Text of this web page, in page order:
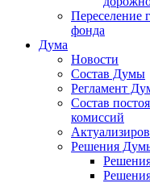
Переселение
фонда
Дума
Новости
Состав Думы
Регламент
Состав
комиссий
Решения